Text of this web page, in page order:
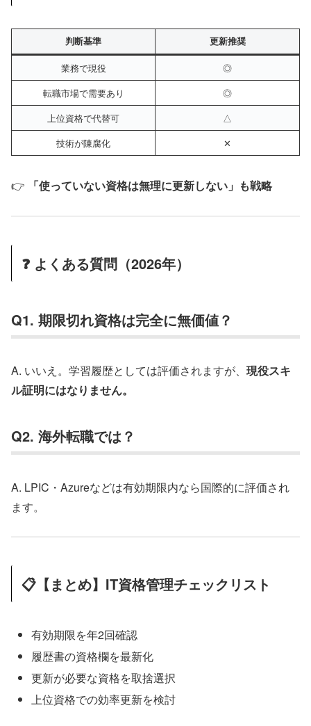
判断基準 更新推奨
業務で現役
◎
転職市場で需要あり
◎
上位資格で代替可
△
技術が陳腐化
✕
👉 「使っていない資格は無理に更新しない」も戦略
❓ よくある質問（2026年）
Q1. 期限切れ資格は完全に無価値？
A. いいえ。学習履歴としては評価されますが、 現役スキ
ル証明にはなりません。
Q2. 海外転職では？
A. LPIC・Azureなどは有効期限内なら国際的に評価され
ます。
📋【まとめ】IT資格管理チェックリスト
有効期限を年2回確認
履歴書の資格欄を最新化
更新が必要な資格を取捨選択
上位資格での効率更新を検討